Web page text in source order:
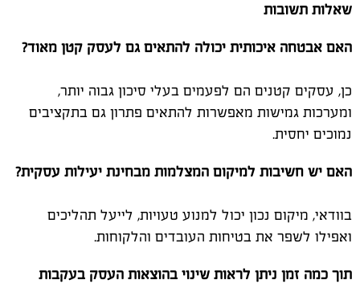
שאלות תשובות
האם אבטחה איכותית יכולה להתאים גם לעסק קטן מאוד?
כן, עסקים קטנים הם לפעמים בעלי סיכון גבוה יותר,
ומערכות גמישות מאפשרות להתאים פתרון גם בתקציבים
נמוכים יחסית.
האם יש חשיבות למיקום המצלמות מבחינת יעילות עסקית?
בוודאי, מיקום נכון יכול למנוע טעויות, לייעל תהליכים
ואפילו לשפר את בטיחות העובדים והלקוחות.
תוך כמה זמן ניתן לראות שינוי בהוצאות העסק בעקבות